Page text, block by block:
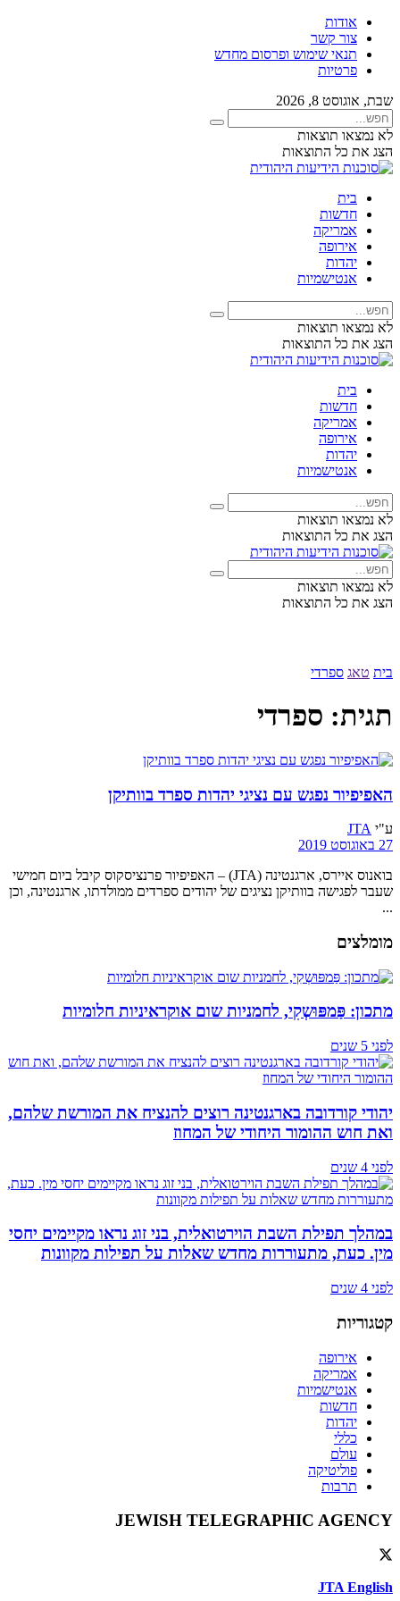
אודות
צור קשר
תנאי שימוש ופרסום מחדש
פרטיות
שבת, אוגוסט 8, 2026
לא נמצאו תוצאות
הצג את כל התוצאות
בית
חדשות
אמריקה
אירופה
יהדות
אנטישמיות
לא נמצאו תוצאות
הצג את כל התוצאות
בית
חדשות
אמריקה
אירופה
יהדות
אנטישמיות
לא נמצאו תוצאות
הצג את כל התוצאות
לא נמצאו תוצאות
הצג את כל התוצאות
בית טאג ספרדי
תגית: ספרדי
האפיפיור נפגש עם נציגי יהדות ספרד בוותיקן
ע"י JTA
27 באוגוסט 2019
בואנוס איירס, ארגנטינה (JTA) – האפיפיור פרנציסקוס קיבל ביום חמישי
שעבר לפגישה בוותיקן נציגים של יהודים ספרדים ממולדתו, ארגנטינה, וכן
...
מומלצים
מתכון: פַּמפּוּשְקִי, לחמניות שום אוקראיניות חלומיות
לפני 5 שנים
יהודי קורדובה בארגנטינה רוצים להנציח את המורשת שלהם,
ואת חוש ההומור היחודי של המחוז
לפני 4 שנים
במהלך תפילת השבת הוירטואלית, בני זוג נראו מקיימים יחסי
מין. כעת, מתעוררות מחדש שאלות על תפילות מקוונות
לפני 4 שנים
קטגוריות
אירופה
אמריקה
אנטישמיות
חדשות
יהדות
כללי
עולם
פוליטיקה
תרבות
JEWISH TELEGRAPHIC AGENCY
JTA English